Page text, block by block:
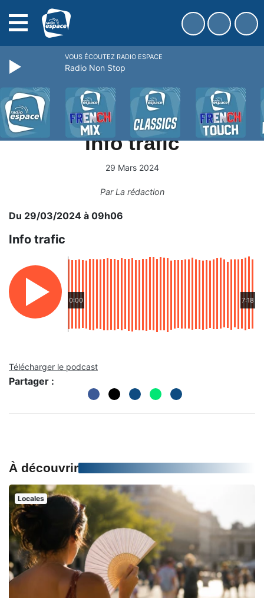
BONS PLANS INFOS WEBRADIOS
Info trafic
29 Mars 2024
ParLa rédaction
Du 29/03/2024 à 09h06
Info trafic
0:00 7:18
Télécharger le podcast
Partager :
À découvrir
Locales
VOUS ÉCOUTEZ RADIO ESPACE
Radio Non Stop